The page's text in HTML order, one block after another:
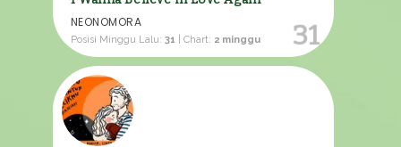
NEONOMORA
Posisi Minggu Lalu: 31 | Chart: 2 minggu 31